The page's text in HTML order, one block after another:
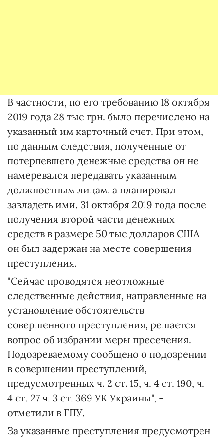
В частности, по его требованию 18 октября
2019 года 28 тыс грн. было перечислено на
указанный им карточный счет. При этом,
по данным следствия, полученные от
потерпевшего денежные средства он не
намеревался передавать указанным
должностным лицам, а планировал
завладеть ими. 31 октября 2019 года после
получения второй части денежных
средств в размере 50 тыс долларов США
он был задержан на месте совершения
преступления.
"Сейчас проводятся неотложные
следственные действия, направленные на
установление обстоятельств
совершенного преступления, решается
вопрос об избрании меры пресечения.
Подозреваемому сообщено о подозрении
в совершении преступлений,
предусмотренных ч. 2 ст. 15, ч. 4 ст. 190, ч.
4 ст. 27 ч. 3 ст. 369 УК Украины", -
отметили в ГПУ.
За указанные преступления предусмотрен